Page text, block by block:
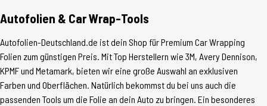
Autofolien & Car Wrap-Tools
Autofolien-Deutschland.de ist dein Shop für Premium Car Wrapping
Folien zum günstigen Preis. Mit Top Herstellern wie 3M, Avery Dennison,
KPMF und Metamark, bieten wir eine große Auswahl an exklusiven
Farben und Oberflächen. Natürlich bekommst du bei uns auch die
passenden Tools um die Folie an dein Auto zu bringen. Ein besonderes